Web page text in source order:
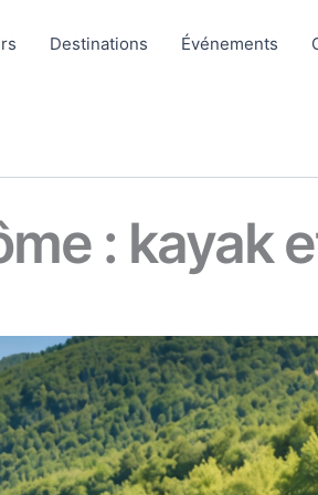
Destinations Événements
: kayak